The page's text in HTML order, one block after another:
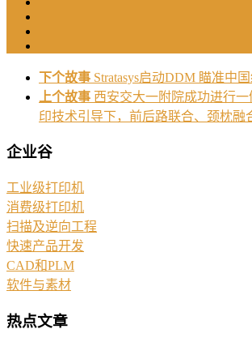
下个故事 Stratasys启动DDM 瞄准中
上个故事 西安交大一附院成功进行
印技术引导下，前后路联合、颈枕融
企业谷
工业级打印机
消费级打印机
扫描及逆向工程
快速产品开发
CAD和PLM
软件与素材
热点文章